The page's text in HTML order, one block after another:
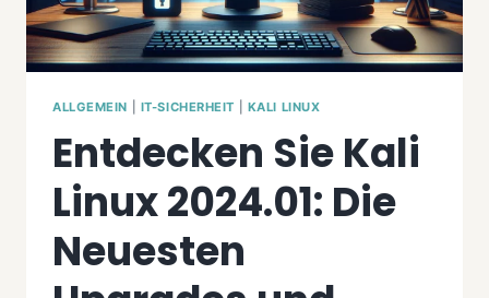
ALLGEMEIN IT-SICHERHEIT KALI LINUX
Entdecken Sie Kali
Linux 2024.01: Die
Neuesten